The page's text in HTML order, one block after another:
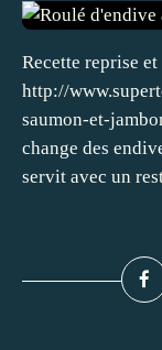
Recette reprise
http://
saumon-et-
change des
servit avec un